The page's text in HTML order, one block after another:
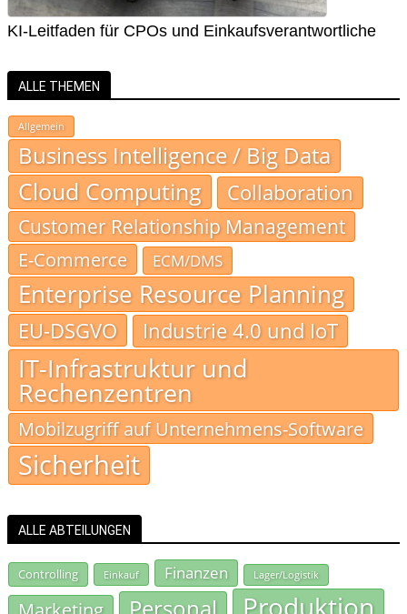
KI-Leitfaden für CPOs und Einkaufsverantwortliche
ALLE THEMEN
Allgemein
Business Intelligence / Big Data
Cloud Computing Collaboration
Customer Relationship Management
E-Commerce
ECM/DMS
Enterprise Resource Planning
EU-DSGVO Industrie 4.0 und IoT
IT-Infrastruktur und
Rechenzentren
Mobilzugriff auf Unternehmens-Software
Sicherheit
ALLE ABTEILUNGEN
Controlling Einkauf Finanzen Lager/Logistik